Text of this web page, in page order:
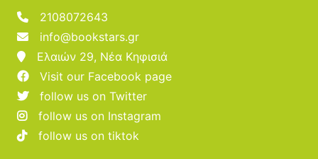
2108072643
info@bookstars.gr
Ελαιών 29, Νέα Κηφισιά
Visit our Facebook page
follow us on Twitter
follow us on Instagram
follow us on tiktok